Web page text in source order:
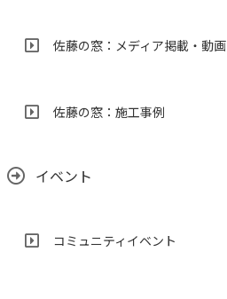
佐藤の窓：メディア掲載・動画
佐藤の窓：施工事例
イベント
コミュニティイベント